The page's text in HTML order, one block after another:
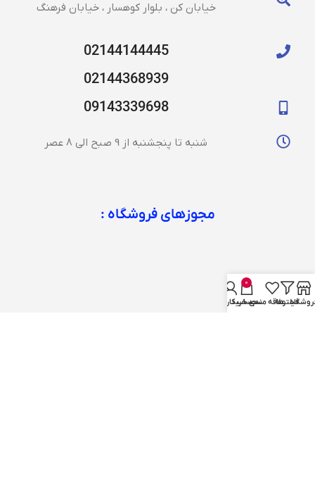
خیابان کن ، بلوار کوهسار ، خیابان فرهنگ
02144144445
02144368939
09143339698
شنبه تا پنجشنبه از 9 صبح الی 8 عصر
مجوزهای فروشگاه :
فیلترهاعلاقه مندی
0
سبد خرید
حساب کاربری من